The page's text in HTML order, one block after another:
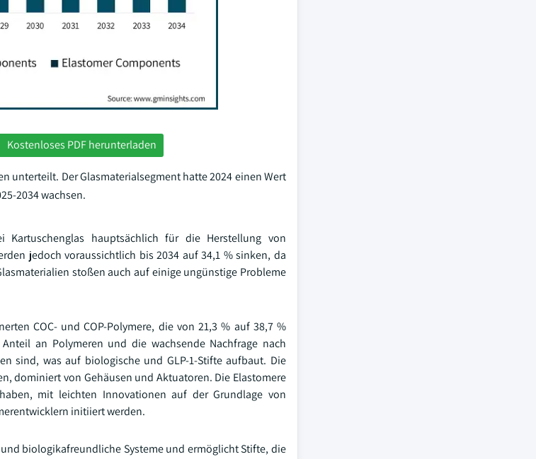
Kostenloses PDF herunterladen
unterteilt. Der Glasmaterialsegment hatte 2024 einen Wert
2034 wachsen.
hauptsächlich für die Herstellung von
jedoch voraussichtlich bis 2034 auf 34,1 % sinken, da
stoßen auch auf einige ungünstige Probleme
COC- und COP-Polymere, die von 21,3 % auf 38,7 %
an Polymeren und die wachsende Nachfrage nach
sind, was auf biologische und GLP-1-Stifte aufbaut. Die
dominiert von Gehäusen und Aktuatoren. Die Elastomere
mit leichten Innovationen auf der Grundlage von
initiiert werden.
biologikafreundliche Systeme und ermöglicht Stifte, die